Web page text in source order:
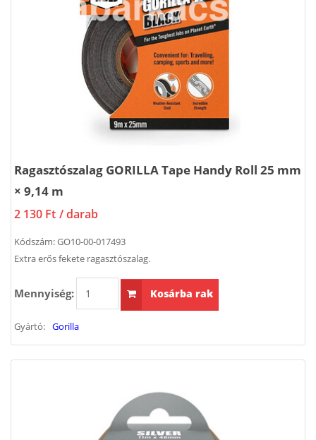
Ragasztószalag GORILLA Tape Handy Roll 25 mm
× 9,14 m
2 130 Ft / darab
Kódszám:GO10-00-017493
Extra erős fekete ragasztószalag.
Mennyiség: Kosárba rak
Gyártó: Gorilla